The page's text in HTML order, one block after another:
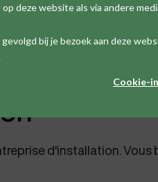
deze website als via andere
bij je bezoek aan deze
Cookie-
pour
et
d'installation.